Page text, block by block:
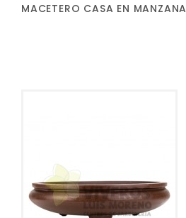
MACETERO CASA EN MANZANA